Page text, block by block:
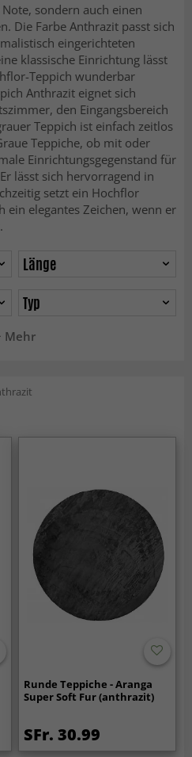
sondern auch einen
Die Farbe Anthrazit passt sich
eingerichteten
klassische Einrichtung lässt
Teppich wunderbar
Anthrazit eignet sich
den Eingangsbereich
Teppich ist einfach zeitlos
Teppiche, ob mit oder
Einrichtungsgegenstand für
lässt sich hervorragend in
setzt ein Hochflor
ein elegantes Zeichen, wenn er
Mehr
Länge
Typ
Runde Teppiche - Aranga
Super Soft Fur (anthrazit)
SFr. 30.99